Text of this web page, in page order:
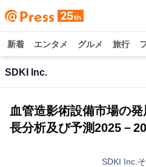
新着 エンタメ グルメ 旅行
SDKI Inc.
血管造影術設備市場の
長分析及び予測2025－
SDKI Inc.